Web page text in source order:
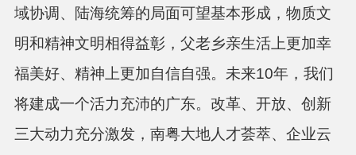
域协调、陆海统筹的局面可望基本形成，物质文
明和精神文明相得益彰，父老乡亲生活上更加幸
福美好、精神上更加自信自强。未来10年，我们
将建成一个活力充沛的广东。改革、开放、创新
三大动力充分激发，南粤大地人才荟萃、企业云